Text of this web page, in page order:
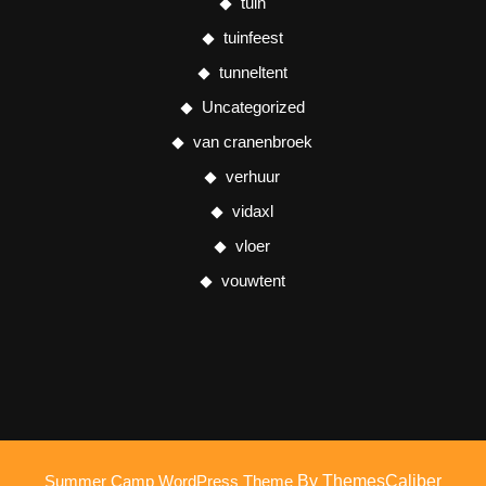
tuinfeest
tunneltent
Uncategorized
van cranenbroek
verhuur
vidaxl
vloer
vouwtent
Summer Camp WordPress Theme By ThemesCaliber